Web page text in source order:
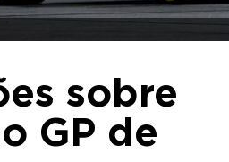
sobre
GP de